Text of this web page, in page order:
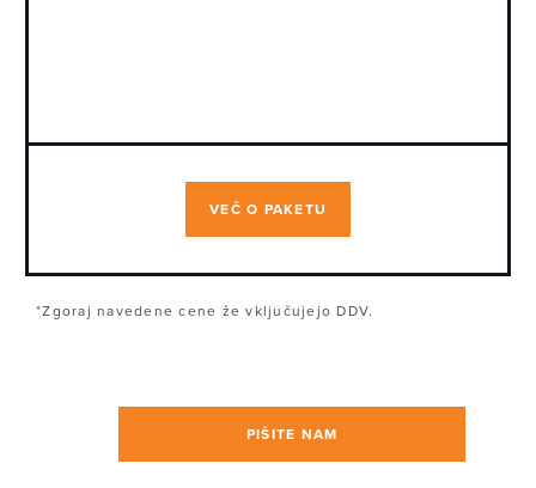
VEČ O PAKETU
*Zgoraj navedene cene že vključujejo DDV.
PIŠITE NAM